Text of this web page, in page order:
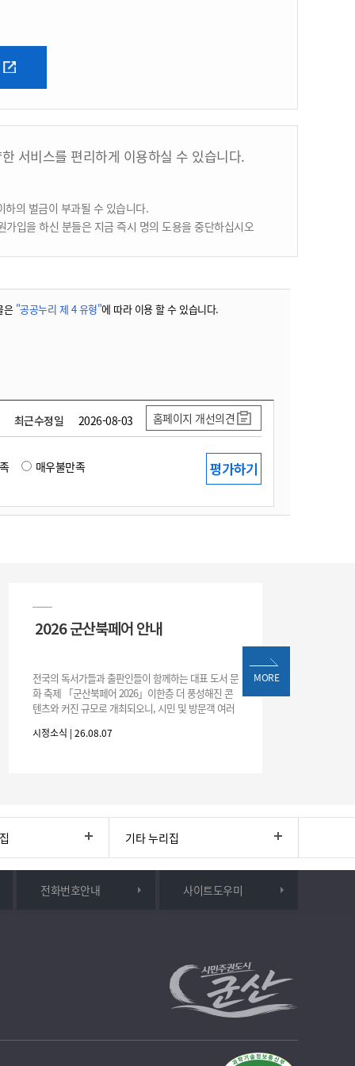
서비스를 편리하게 이용하실 수 있습니다.
의 벌금이 부과될 수 있습니다.
입을 하신 분들은 지금 즉시 명의 도용을 중단하십시오
은 "공공누리 제 4 유형"에 따라 이용 할 수 있습니다.
최근수정일 2026-08-03 홈페이지 개선의견
매우불만족
2026 군산북페어 안내
전국의 독서가들과 출판인들이 함께하는 대표 도서 문
화 축제 「군산북페어 2026」이한층 더 풍성해진 콘
텐츠와 커진 규모로 개최되오니, 시민 및 방문객 여러
간: 2026. 8. 28.
시정소식 | 26.08.07
MORE
기타 누리집
전화번호안내 사이트도우미